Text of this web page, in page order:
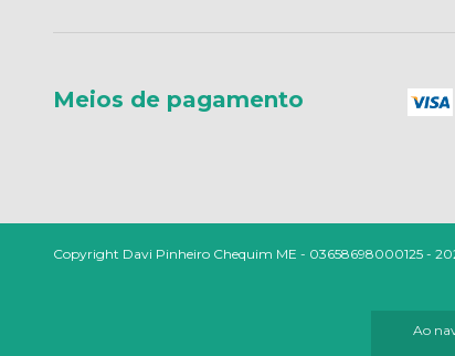
Ao
Meios de pagamento
Copyright Davi Pinheiro Chequim ME - 03658698000125 -